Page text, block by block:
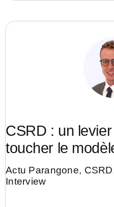
CSRD : un
toucher le
Actu Parangone, CSRD
Interview